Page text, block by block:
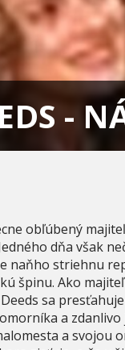
-
obľúbený
dňa však
naňho striehnu
špinu. Ako
sa
a
a svojou